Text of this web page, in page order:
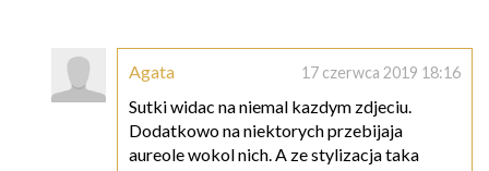
Agata 17 czerwca 2019 18:16
Sutki widac na niemal kazdym zdjeciu.
Dodatkowo na niektorych przebijaja
aureole wokol nich. A ze stylizacja taka